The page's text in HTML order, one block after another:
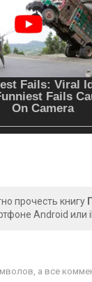
прочесть книгу
Android или
а все